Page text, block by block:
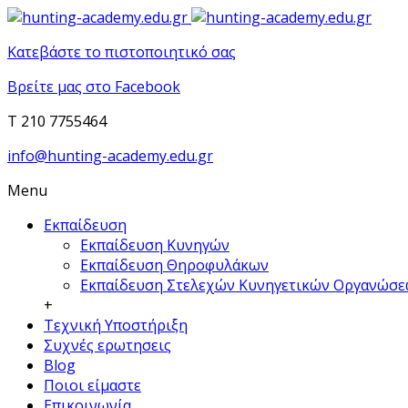
Κατεβάστε το πιστοποιητικό σας
Βρείτε μας στο Facebook
T 210 7755464
info@hunting-academy.edu.gr
Menu
Εκπαίδευση
Εκπαίδευση Κυνηγών
Εκπαίδευση Θηροφυλάκων
Εκπαίδευση Στελεχών Κυνηγετικών
+
Τεχνική Υποστήριξη
Συχνές ερωτησεις
Blog
Ποιοι είμαστε